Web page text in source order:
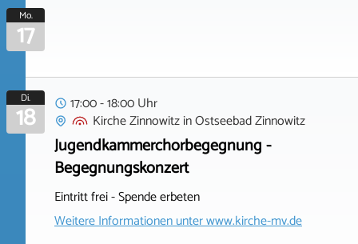
Mo.
17
Di.
18
17:00 - 18:00 Uhr
Kirche ZinnowitzinOstseebad Zinnowitz
Jugendkammerchorbegegnung -
Begegnungskonzert
Eintritt frei - Spende erbeten
Weitere Informationen unterwww.kirche-mv.de